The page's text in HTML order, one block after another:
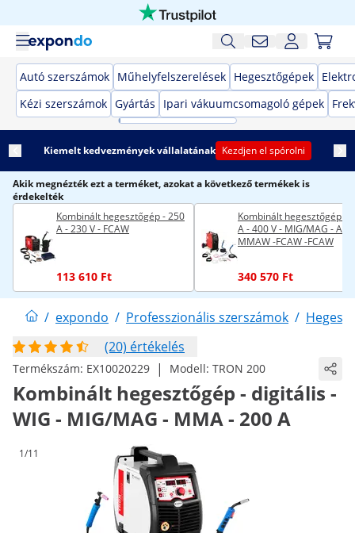
Autó szerszámok Műhelyfelszerelések Hegesztőgépek
Kézi szerszámok Gyártás Ipari vákuumcsomagoló gépek
Kiemelt kedvezmények vállalatának Kezdjen el spórolni
Akik megnézték ezt a terméket, azokat a következő termékek is
érdekelték
Kombinált hegesztőgép - 250
A - 230 V - FCAW
113 610 Ft
Kombinált hegesztőgép -
A - 400 V - MIG/MAG -
MMAW -FCAW -FCAW
340 570 Ft
/ expondo / Professzionális szerszámok /
(20) értékelés
Termékszám: EX10020229 | Modell: TRON 200
Kombinált hegesztőgép - digitális -
WIG - MIG/MAG - MMA - 200 A
1/11